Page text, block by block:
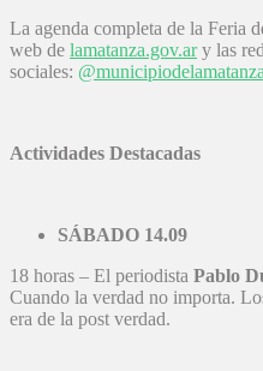
La agenda completa de la Feria
web de lamatanza.gov.ary las
sociales: @municipiodelamatanza
Actividades Destacadas
SÁBADO 14.09
18 horas – El periodista Pablo
Cuando la verdad no importa.
era de la post verdad.